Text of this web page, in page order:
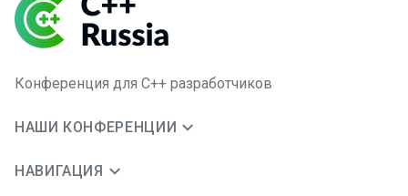
Конференция для C++ разработчиков
НАШИ КОНФЕРЕНЦИИ
НАВИГАЦИЯ